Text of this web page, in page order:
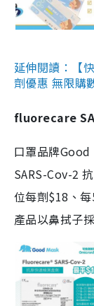
延伸閱讀：【
劑優惠 無限購
fluorecare
口罩品牌
SARS-Cov-2
位每劑$18、
產品以鼻拭子